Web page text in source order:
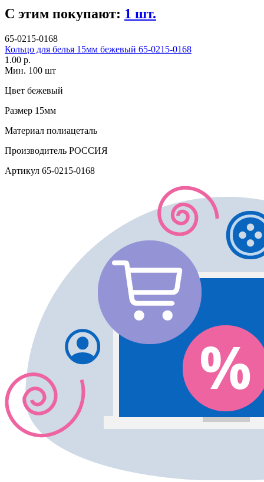
С этим покупают: 1 шт.
65-0215-0168
Кольцо для белья 15мм бежевый 65-0215-0168
1.00 р.
Мин. 100 шт
Цвет бежевый
Размер 15мм
Материал полиацеталь
Производитель РОССИЯ
Артикул 65-0215-0168